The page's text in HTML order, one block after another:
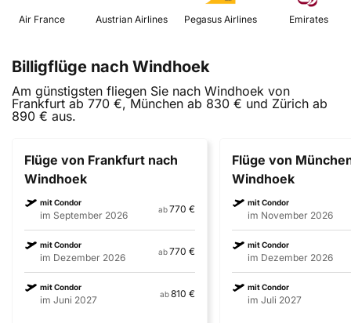
Air France Austrian Airlines Emirates
Billigflüge nach Windhoek
Am günstigsten fliegen Sie nach Windhoek von
Frankfurt ab 770 €, München ab 830 € und Zürich ab
890 € aus.
Flüge von Frankfurt nach
Windhoek
mit Condor
im September 2026
ab770 €
mit Condor
im Dezember 2026
ab770 €
mit Condor
im Juni 2027
ab810 €
Flüge von
Windhoek
mit Condor
im November 2026
mit Condor
im Dezember 2026
mit Condor
im Juli 2027